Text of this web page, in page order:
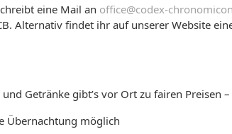
eine Mail an office@codex-
Alternativ findet ihr auf unserer Website
und Getränke gibt’s vor Ort zu fairen
Übernachtung möglich